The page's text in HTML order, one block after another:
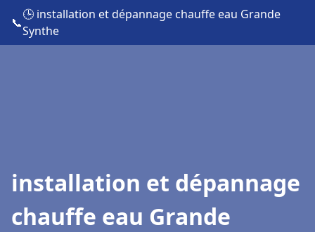
📞
🕒 installation et dépannage chauffe eau Grande
Synthe
installation et dépannage
chauffe eau Grande